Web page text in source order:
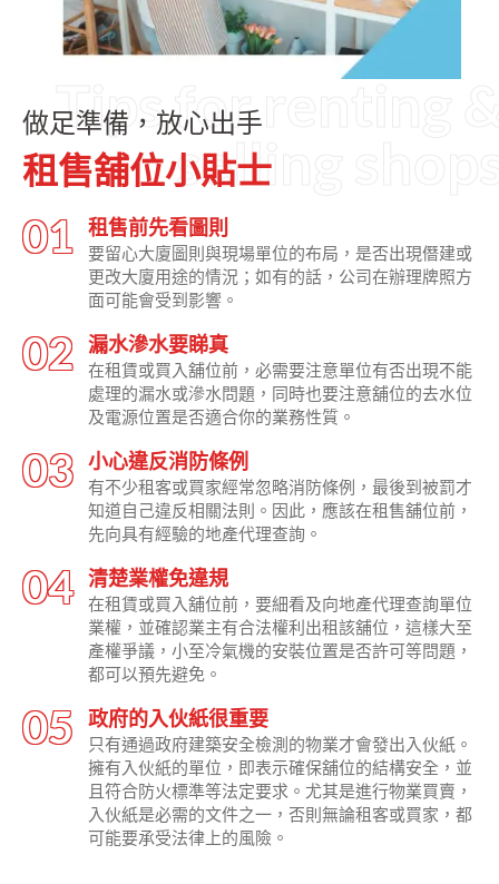
Tips for renting
selling
做足準備，放心出手
租售舖位小貼士
租售前先看圖則
要留心大廈圖則與現場單位的布局，是否出現僭建或
更改大廈用途的情況；如有的話，公司在辦理牌照方
面可能會受到影響。
漏水滲水要睇真
在租賃或買入舖位前，必需要注意單位有否出現不能
處理的漏水或滲水問題，同時也要注意舖位的去水位
及電源位置是否適合你的業務性質。
小心違反消防條例
有不少租客或買家經常忽略消防條例，最後到被罰才
知道自己違反相關法則。因此，應該在租售舖位前，
先向具有經驗的地產代理查詢。
清楚業權免違規
在租賃或買入舖位前，要細看及向地產代理查詢單位
業權，並確認業主有合法權利出租該舖位，這樣大至
產權爭議，小至冷氣機的安裝位置是否許可等問題，
都可以預先避免。
政府的入伙紙很重要
只有通過政府建築安全檢測的物業才會發出入伙紙。
擁有入伙紙的單位，即表示確保舖位的結構安全，並
且符合防火標準等法定要求。尤其是進行物業買賣，
入伙紙是必需的文件之一，否則無論租客或買家，都
可能要承受法律上的風險。